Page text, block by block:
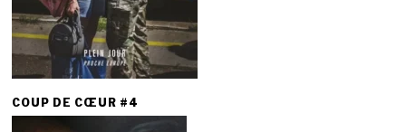
COUP DE CŒUR #4